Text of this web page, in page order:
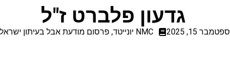
גדעון פלברט ז"ל
ספטמבר 15, 2025 NMC יונייטד , פרסום מודעת אבל בעיתון